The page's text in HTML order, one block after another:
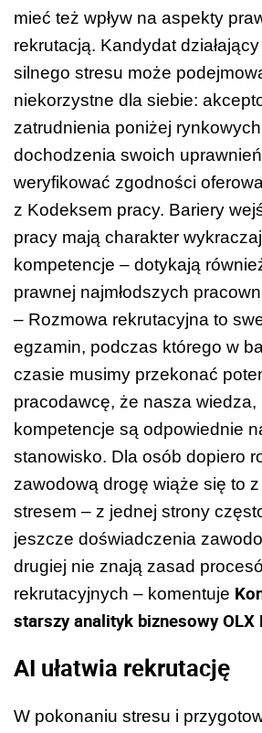
mieć też wpływ na aspekty
rekrutacją. Kandydat
silnego stresu może
niekorzystne dla siebie:
zatrudnienia poniżej
dochodzenia swoich
weryfikować zgodności
z Kodeksem pracy. Bariery
pracy mają charakter
kompetencje – dotykają
prawnej najmłodszych
– Rozmowa rekrutacyjna to
egzamin, podczas którego w
czasie musimy przekonać
pracodawcę, że nasza wiedza,
kompetencje są odpowiednie
stanowisko. Dla osób dopiero
zawodową drogę wiąże się to
stresem – z jednej strony
jeszcze doświadczenia
drugiej nie znają zasad
rekrutacyjnych – komentuje
starszy analityk biznesowy OLX
AI ułatwia rekrutację
W pokonaniu stresu i